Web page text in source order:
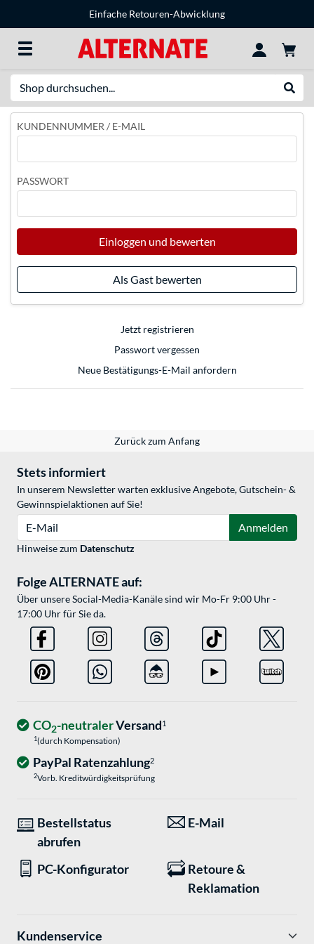
Einfache Retouren-Abwicklung
KUNDENNUMMER / E-MAIL
PASSWORT
Einloggen und bewerten
Als Gast bewerten
Jetzt registrieren
Passwort vergessen
Neue Bestätigungs-E-Mail anfordern
Zurück zum Anfang
Stets informiert
In unserem Newsletter warten exklusive Angebote, Gutschein- &
Gewinnspielaktionen auf Sie!
Anmelden
Hinweise zum Datenschutz
Folge ALTERNATE auf:
Über unsere Social-Media-Kanäle sind wir Mo-Fr 9:00 Uhr -
17:00 Uhr für Sie da.
CO2-neutralerVersand1
1(durch Kompensation)
PayPal Ratenzahlung2
2Vorb. Kreditwürdigkeitsprüfung
Bestellstatus
abrufen
E-Mail
PC-Konfigurator
Retoure &
Reklamation
Kundenservice